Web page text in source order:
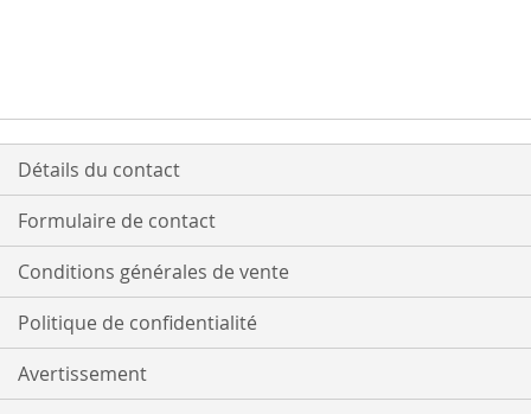
Détails du contact
Formulaire de contact
Conditions générales de vente
Politique de confidentialité
Avertissement